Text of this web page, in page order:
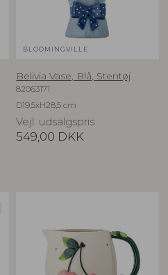
BLOOMINGVILLE
Belivia Vase, Blå, Stentøj
82063171
D19,5xH28,5 cm
Vejl. udsalgspris
549,00 DKK